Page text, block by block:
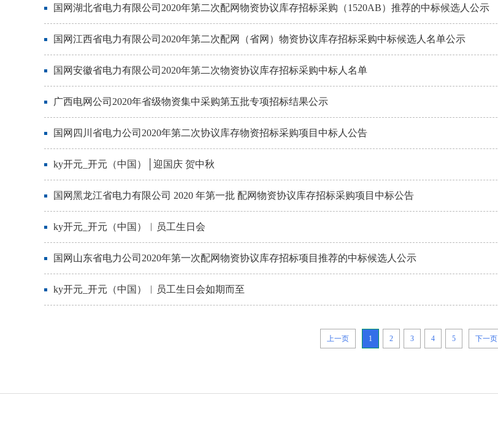
国网湖北省电力有限公司2020年第二次配网物资协议库存招标采购（1520AB）推荐的中标候选人公示
国网江西省电力有限公司2020年第二次配网（省网）物资协议库存招标采购中标候选人名单公示
国网安徽省电力有限公司2020年第二次物资协议库存招标采购中标人名单
广西电网公司2020年省级物资集中采购第五批专项招标结果公示
国网四川省电力公司2020年第二次协议库存物资招标采购项目中标人公告
ky开元_开元（中国）│迎国庆 贺中秋
国网黑龙江省电力有限公司 2020 年第一批 配网物资协议库存招标采购项目中标公告
ky开元_开元（中国）︱员工生日会
国网山东省电力公司2020年第一次配网物资协议库存招标项目推荐的中标候选人公示
ky开元_开元（中国）︱员工生日会如期而至
上一页 1 2 3 4 5 下一页